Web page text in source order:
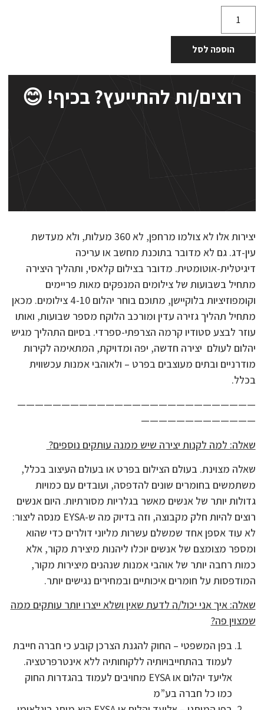
הוספה לסל
רוצים/ות להתייעץ? בכיף! 😊
יצירות אלו לא צולמו מרחפן, לא 360 מעלות, ולא מעדשת
עין-דג. גם לא מדובר בתוכנת מחשב או עריכה
דיגיטלית-אוטומטית. מדובר בצילום קלאסי, ותהליך היצירה
מתחיל בשבועות של צילומים המנפקים מאות פריימים
וקומפוזיציות בלוקיישן, מתוכם בוחר יהלום 4-10 צילומים. מכאן
מתחיל תהליך גזירה עדין ומורכב הלוקח מספר שבועות, ואותו
עוזר לבצע סטודיו קרמה הצרפתי-ספרדי. בסיום התהליך מגיש
יהלום לעולם יצירה חדשה, יפה ומדויקת, המתאימה לקירות
מודרניים ובתים מעוצבים בפרט – ולאוהבי אמנות עכשווית
בכלל.
———————————————————————————
—————————————
שאלה: למה לקנות יצירה שיש ממנה עותקים נוספים?
שאלה מצוינת. בעולם הצילום בפרט או בעולם העיצוב בכלל,
משתמשים בחומרים שונים להדפסה, ועובדים עם כמויות
גדולות יותר של אנשים מאשר בגלריות מסורתיות. היום אנשים
רוצים להיות חלק מקבוצה, וזה בדיוק מה ש-EYSA מנסה ליצור:
לא עוד אספן אחד שמשלם עשרות מליוני דולרים כדי שהוא
ומספר מצומצם של אנשים יוכלו ליהנות מיצירת מקור, אלא
כמות רחבה יותר של אוהבי אמנות שנהנים מיצירות מקור,
המודפסות על חומרים איכותיים ובמחירים נגישים יותר.
שאלה: איך אני יכול/ה לדעת שאין ושלא ייצרו יותר עותקים ממה
שמצוין פה?
בפן המשפטי – החוק להגנת הצרכן קובע כי חברה חייבת
לעמוד בהתחייבויותיה ללקוחותיה ללא אינטרפרטציה.
אליעד יהלום או EYSA מחויבים לעמוד בהגדרות החוק
כמו כל חברה בע”מ